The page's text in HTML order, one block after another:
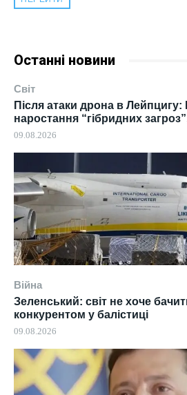
Останні новини
Світ
Після атаки дрона в
наростання “гібридних
09.08.2026
Війна
Зеленський: світ не хоче
конкурентом у балістиці
09.08.2026